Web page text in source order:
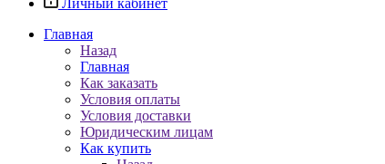
Личный кабинет
Главная
Назад
Главная
Как заказать
Условия оплаты
Условия доставки
Юридическим лицам
Как купить